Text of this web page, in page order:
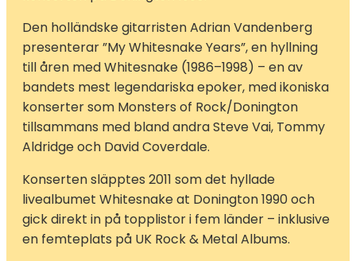
Den holländske gitarristen Adrian Vandenberg
presenterar ”My Whitesnake Years”, en hyllning
till åren med Whitesnake (1986–1998) – en av
bandets mest legendariska epoker, med ikoniska
konserter som Monsters of Rock/Donington
tillsammans med bland andra Steve Vai, Tommy
Aldridge och David Coverdale.
Konserten släpptes 2011 som det hyllade
livealbumet Whitesnake at Donington 1990 och
gick direkt in på topplistor i fem länder – inklusive
en femteplats på UK Rock & Metal Albums.